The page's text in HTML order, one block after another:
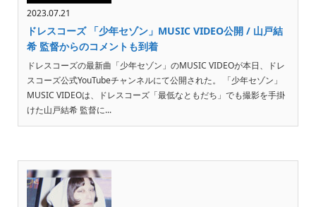
2023.07.21
ドレスコーズ 「少年セゾン」MUSIC VIDEO公開 / 山戸結
希 監督からのコメントも到着
ドレスコーズの最新曲「少年セゾン」のMUSIC VIDEOが本日、ドレ
スコーズ公式YouTubeチャンネルにて公開された。 「少年セゾン」
MUSIC VIDEOは、ドレスコーズ「最低なともだち」でも撮影を手掛
けた山戸結希 監督に...